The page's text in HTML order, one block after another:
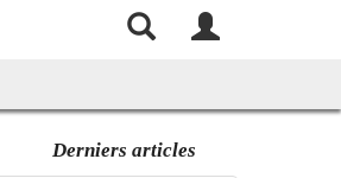
Derniers articles